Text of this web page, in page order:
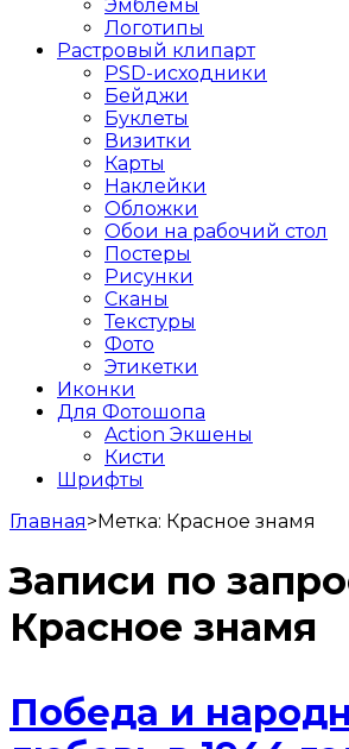
Эмблемы
Логотипы
Растровый клипарт
PSD-исходники
Бейджи
Буклеты
Визитки
Карты
Наклейки
Обложки
Обои на рабочий стол
Постеры
Рисунки
Сканы
Текстуры
Фото
Этикетки
Иконки
Для Фотошопа
Action Экшены
Кисти
Шрифты
Главная>Метка: Красное знамя
Записи по
Красное знамя
Победа и